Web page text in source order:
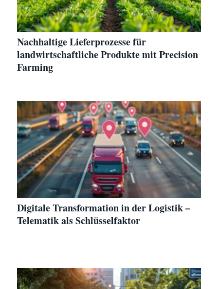
Nachhaltige Lieferprozesse für
landwirtschaftliche Produkte mit Precision
Farming
Digitale Transformation in der Logistik –
Telematik als Schlüsselfaktor